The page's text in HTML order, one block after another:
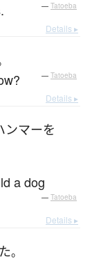
— Tatoeba
Details ▸
— Tatoeba
Details ▸
ンマーを
a dog
— Tatoeba
Details ▸
。